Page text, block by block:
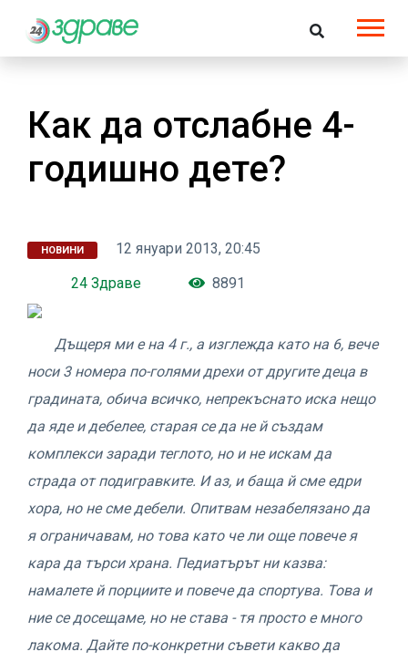
Как да отслабне 4-
годишно дете?
НОВИНИ
12 януари 2013, 20:45
24 Здраве
8891
Дъщеря ми е на 4 г., а изглежда като на 6, вече
носи 3 номера по-голями дрехи от другите деца в
градината, обича всичко, непрекъснато иска нещо
да яде и дебелее, старая се да не й създам
комплекси заради теглото, но и не искам да
страда от подигравките. И аз, и баща й сме едри
хора, но не сме дебели. Опитвам незабелязано да
я ограничавам, но това като че ли още повече я
кара да търси храна. Педиатърът ни казва:
намалете й порциите и повече да спортува. Това и
ние се досещаме, но не става - тя просто е много
лакома. Дайте по-конкретни съвети какво да